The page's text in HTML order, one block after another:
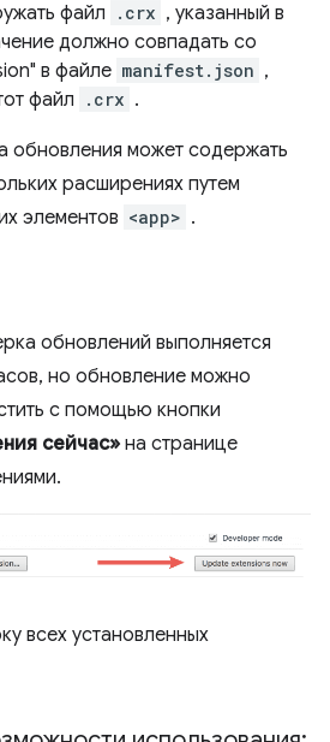
файл
.crx , указанный в
должно совпадать со
в файле manifest.json ,
файл
.crx .
обновления может содержать
расширениях путем
элементов <app> .
обновлений выполняется
но обновление можно
с помощью кнопки
сейчас» на странице
всех установленных